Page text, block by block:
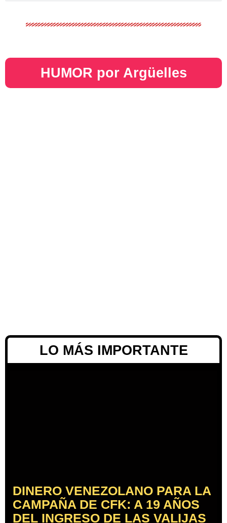
HUMOR por Argüelles​
LO MÁS IMPORTANTE
DINERO VENEZOLANO PARA LA
CAMPAÑA DE CFK: A 19 AÑOS
DEL INGRESO DE LAS VALIJAS